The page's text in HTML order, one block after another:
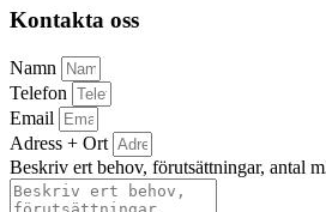
Kontakta oss
Namn
Telefon
Email
Adress + Ort
Beskriv ert behov, förutsättningar, antal